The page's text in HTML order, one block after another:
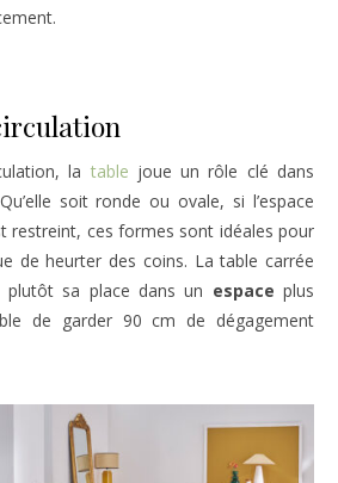
la table joue un rôle clé dans
soit ronde ou ovale, si l’espace
restreint, ces formes sont idéales pour
de heurter des coins. La table carrée
plutôt sa place dans un espaceplus
de garder 90 cm de dégagement